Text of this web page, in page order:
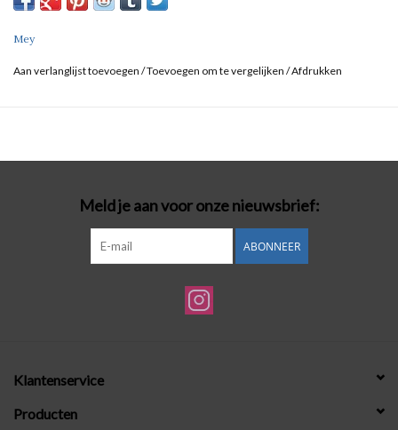
Mey
Aan verlanglijst toevoegen /Toevoegen om te vergelijken /Afdrukken
Meld je aan voor onze nieuwsbrief:
ABONNEER
Klantenservice
Producten